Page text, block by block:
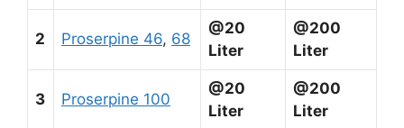
2 Proserpine 46, 68
@20
Liter
@200
Liter
3 Proserpine 100
@20
Liter
@200
Liter